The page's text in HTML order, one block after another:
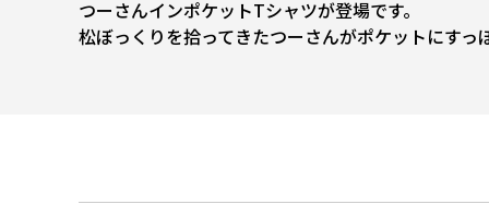
つーさんインポケットTシャツが登場です。
松ぼっくりを拾ってきたつーさんがポケットにすっ